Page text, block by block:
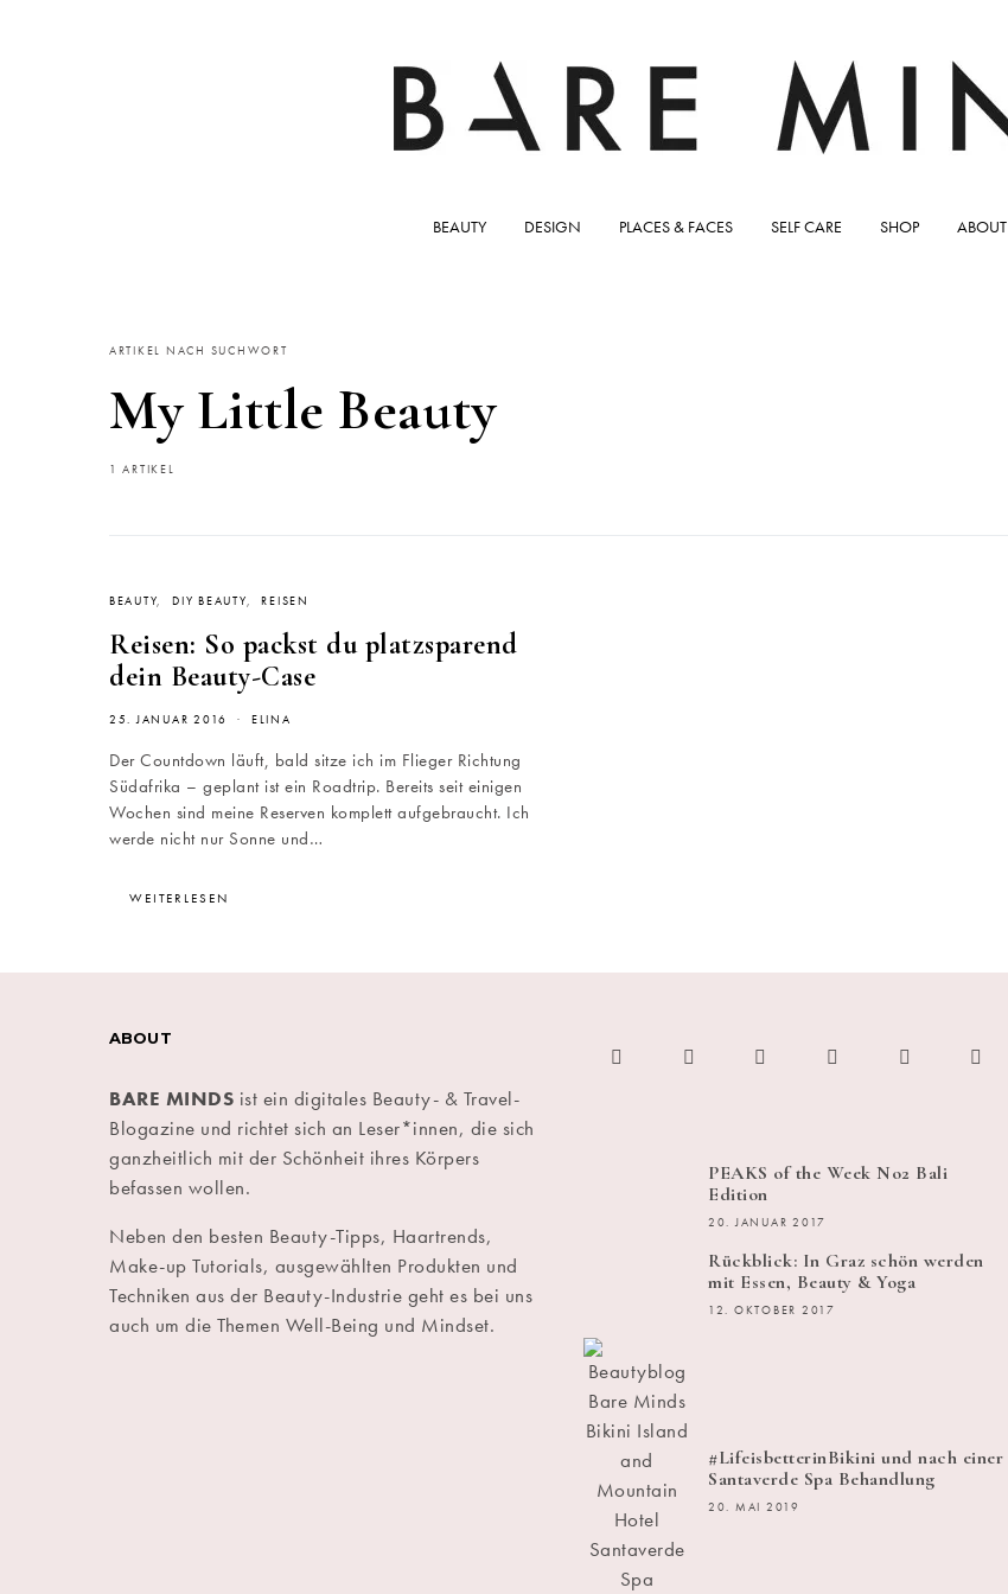
BEAUTY DESIGN PLACES & FACES SELF CARE SHOP ABOUT
ARTIKEL NACH SUCHWORT
My Little Beauty
1 ARTIKEL
BEAUTY DIY BEAUTY REISEN
Reisen: So packst du platzsparend
dein Beauty-Case
25. JANUAR 2016 ELINA
Der Countdown läuft, bald sitze ich im Flieger Richtung
Südafrika – geplant ist ein Roadtrip. Bereits seit einigen
Wochen sind meine Reserven komplett aufgebraucht. Ich
werde nicht nur Sonne und…
WEITERLESEN
ABOUT
BARE MINDS ist ein digitales Beauty- & Travel-
Blogazine und richtet sich an Leser*innen, die sich
ganzheitlich mit der Schönheit ihres Körpers
befassen wollen.
Neben den besten Beauty-Tipps, Haartrends,
Make-up Tutorials, ausgewählten Produkten und
Techniken aus der Beauty-Industrie geht es bei uns
auch um die Themen Well-Being und Mindset.
PEAKS of the Week No2 Bali
Edition
20. JANUAR 2017
Rückblick: In Graz schön werden
mit Essen, Beauty & Yoga
12. OKTOBER 2017
#LifeisbetterinBikini und nach einer
Santaverde Spa Behandlung
20. MAI 2019